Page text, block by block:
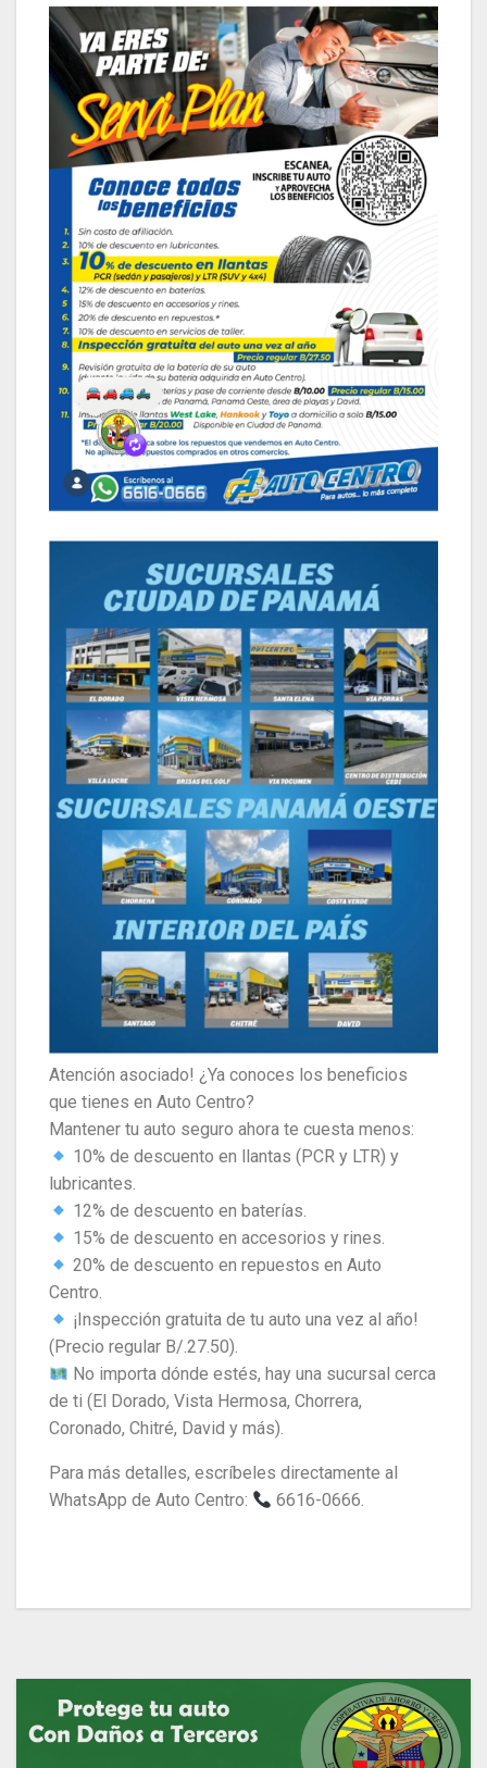
Atención asociado! ¿Ya conoces los beneficios
que tienes en Auto Centro?
Mantener tu auto seguro ahora te cuesta menos:
10% de descuento en llantas (PCR y LTR) y
lubricantes.
12% de descuento en baterías.
15% de descuento en accesorios y rines.
20% de descuento en repuestos en Auto
Centro.
¡Inspección gratuita de tu auto una vez al año!
(Precio regular B/.27.50).
No importa dónde estés, hay una sucursal cerca
de ti (El Dorado, Vista Hermosa, Chorrera,
Coronado, Chitré, David y más).
Para más detalles, escríbeles directamente al
WhatsApp de Auto Centro:
6616-0666.